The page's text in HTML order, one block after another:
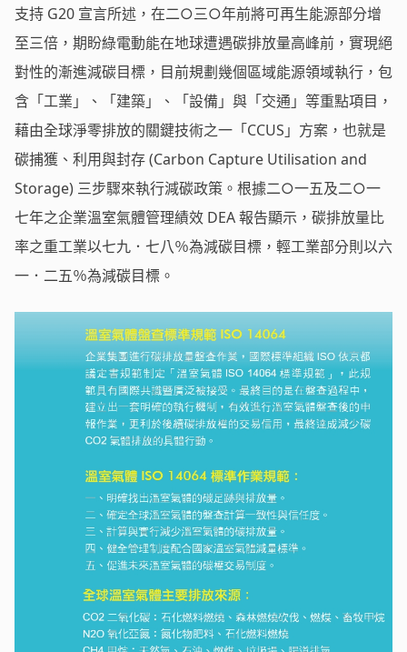
支持 G20 宣言所述，在二○三○年前將可再生能源部分增
至三倍，期盼綠電動能在地球遭遇碳排放量高峰前，實現絕
對性的漸進減碳目標，目前規劃幾個區域能源領域執行，包
含「工業」、「建築」、「設備」與「交通」等重點項目，
藉由全球淨零排放的關鍵技術之一「CCUS」方案，也就是
碳捕獲、利用與封存 (Carbon Capture Utilisation and
Storage) 三步驟來執行減碳政策。根據二○一五及二○一
七年之企業溫室氣體管理績效 DEA 報告顯示，碳排放量比
率之重工業以七九．七八％為減碳目標，輕工業部分則以六
一．二五％為減碳目標。